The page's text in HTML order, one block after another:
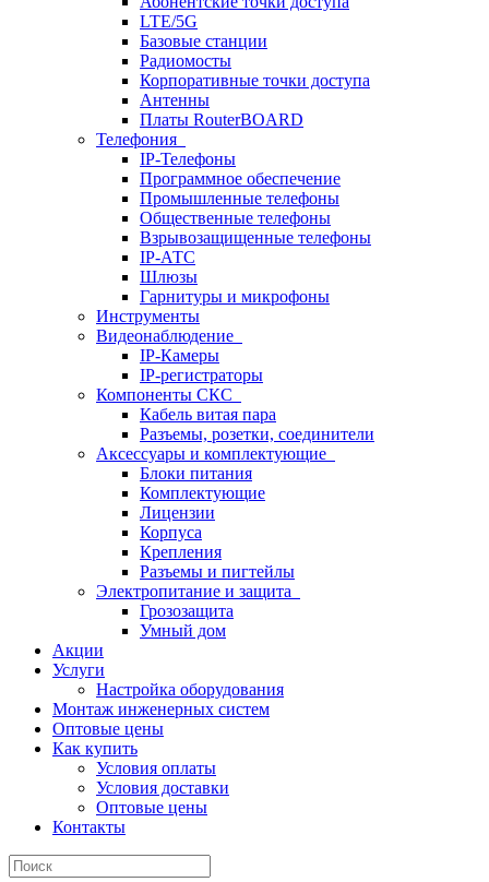
LTE/5G
Базовые станции
Радиомосты
Корпоративные точки доступа
Антенны
Платы RouterBOARD
Телефония
IP-Телефоны
Программное обеспечение
Промышленные телефоны
Общественные телефоны
Взрывозащищенные телефоны
IP-АТС
Шлюзы
Гарнитуры и микрофоны
Инструменты
Видеонаблюдение
IP-Камеры
IP-регистраторы
Компоненты СКС
Кабель витая пара
Разъемы, розетки, соединители
Аксессуары и комплектующие
Блоки питания
Комплектующие
Лицензии
Корпуса
Крепления
Разъемы и пигтейлы
Электропитание и защита
Грозозащита
Умный дом
Акции
Услуги
Настройка оборудования
Монтаж инженерных систем
Оптовые цены
Как купить
Условия оплаты
Условия доставки
Оптовые цены
Контакты